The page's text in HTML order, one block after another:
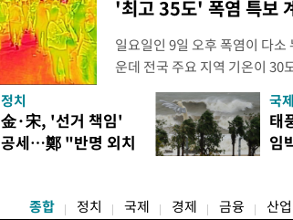
'최고 35도' 폭염 특보
일요일인 9일 오후 폭염이 다
운데 전국 주요 지역 기온이 30
더위가 꺾인 분위기다. 기상청
도(오산, 안성, 용인남부, 여주
화순, 보성, 광양, 강진, 영암,
면 제외), 곡성북부, 곡성남부,
정치
金·宋, '선거 책임'
공세…鄭 "반명 외치
국제
태
임
종합 정치 국제 경제 금융 산업